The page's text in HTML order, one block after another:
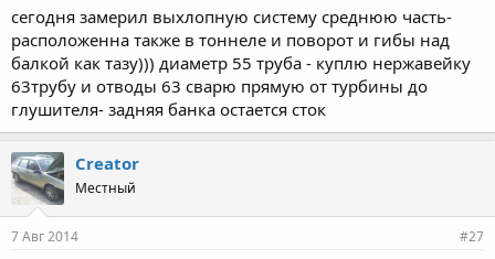
сегодня замерил выхлопную систему среднюю часть-
расположенна также в тоннеле и поворот и гибы над
балкой как тазу))) диаметр 55 труба - куплю нержавейку
63трубу и отводы 63 сварю прямую от турбины до
глушителя- задняя банка остается сток
Creator
Местный
7 Авг 2014 #27